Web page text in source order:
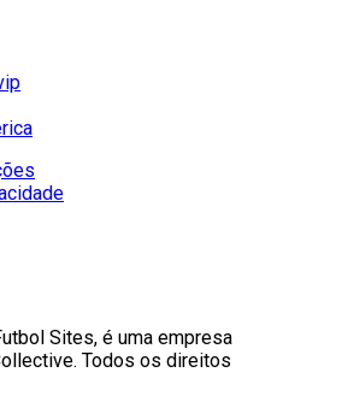
Sites, é uma empresa
Todos os direitos